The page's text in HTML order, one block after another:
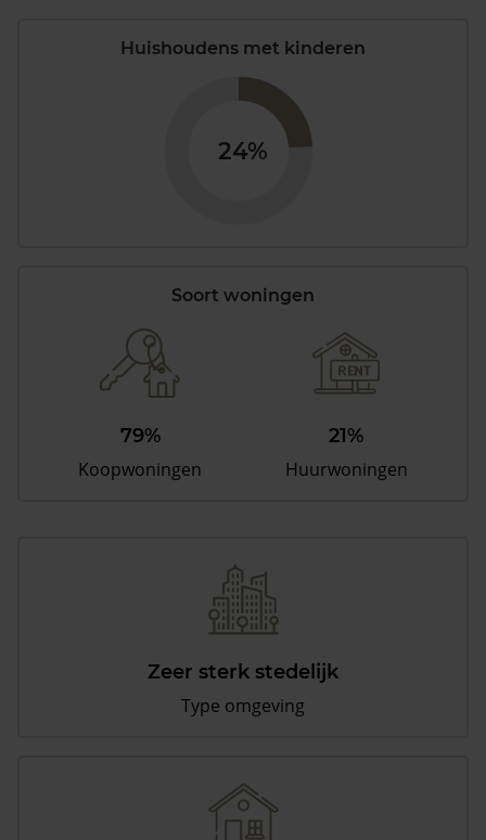
Huishoudens met kinderen
24%
Soort woningen
79%
Koopwoningen
21%
Huurwoningen
Zeer sterk stedelijk
Type omgeving